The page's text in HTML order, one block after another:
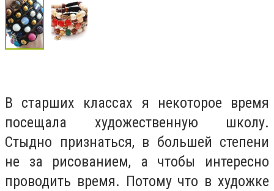
В старших классах я некоторое время
посещала художественную школу.
Стыдно признаться, в большей степени
не за рисованием, а чтобы интересно
проводить время. Потому что в художке